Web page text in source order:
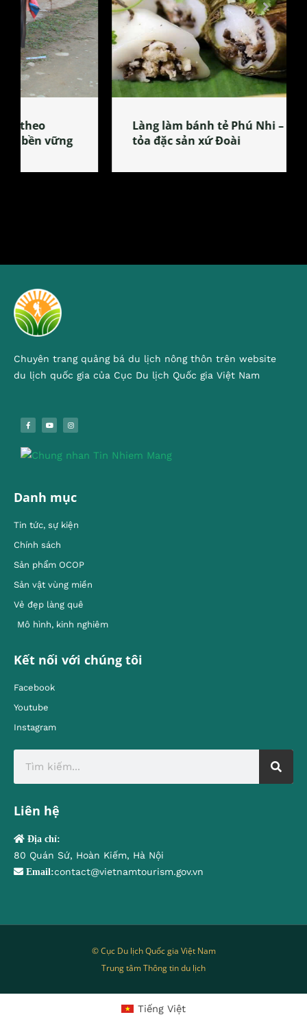
Làng làm bánh tẻ Phú Nhi – nơi lan
tỏa đặc sản xứ Đoài
Chuyên trang quảng bá du lịch nông thôn trên website
du lịch quốc gia của Cục Du lịch Quốc gia Việt Nam
Danh mục
Tin tức, sự kiện
Chính sách
Sản phẩm OCOP
Sản vật vùng miền
Vẻ đẹp làng quê
Mô hình, kinh nghiêm
Kết nối với chúng tôi
Facebook
Youtube
Instagram
Liên hệ
Địa chỉ:
80 Quán Sứ, Hoàn Kiếm, Hà Nội
Email:contact@vietnamtourism.gov.vn
© Cục Du lịch Quốc gia Việt Nam
Trung tâm Thông tin du lịch
Tiếng Việt